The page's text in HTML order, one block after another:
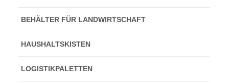
BEHÄLTER FÜR LANDWIRTSCHAFT
HAUSHALTSKISTEN
LOGISTIKPALETTEN